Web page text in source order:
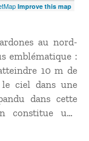
Improve this map
au nord-
emblématique :
10 m de
le ciel dans une
dans cette
constitue une
s’utilise pour la